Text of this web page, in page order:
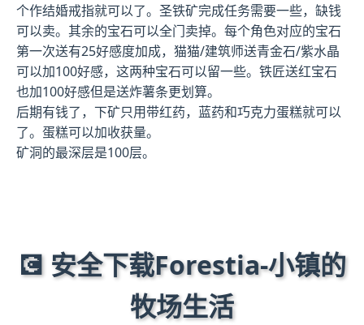
个作结婚戒指就可以了。圣铁矿完成任务需要一些，缺钱
可以卖。其余的宝石可以全门卖掉。每个角色对应的宝石
第一次送有25好感度加成，猫猫/建筑师送青金石/紫水晶
可以加100好感，这两种宝石可以留一些。铁匠送红宝石
也加100好感但是送炸薯条更划算。
后期有钱了，下矿只用带红药，蓝药和巧克力蛋糕就可以
了。蛋糕可以加收获量。
矿洞的最深层是100层。
💽 安全下载Forestia-小镇的
牧场生活